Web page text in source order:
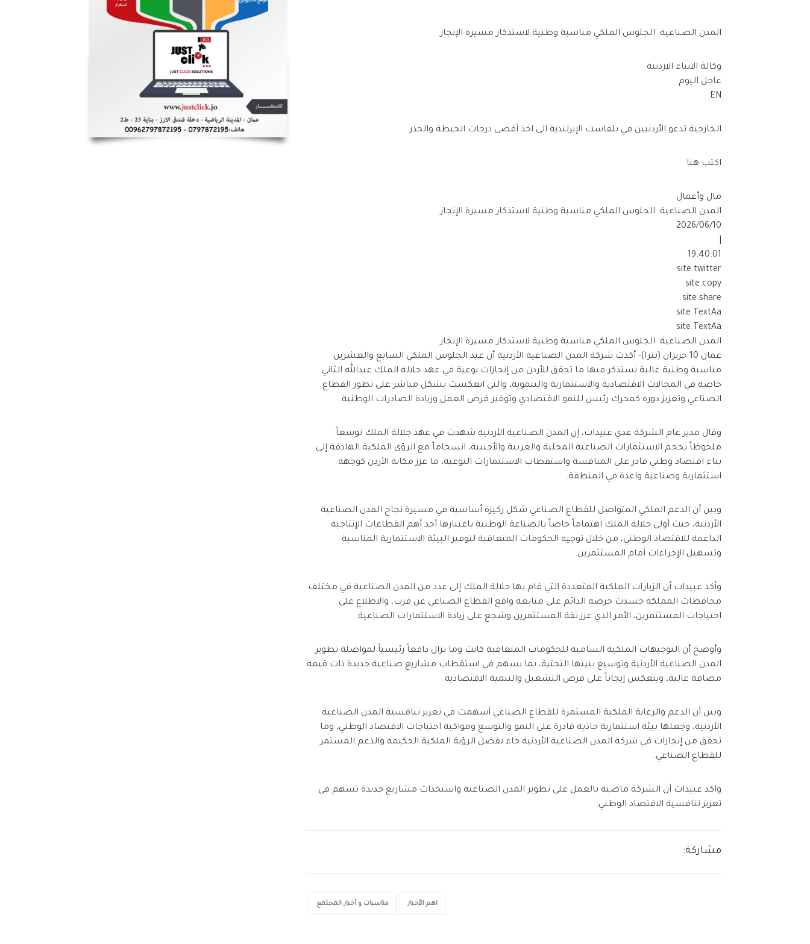
المدن الصناعية: الجلوس الملكي مناسبة وطنية لاستذكار مسيرة الإنجاز
وكالة الانباء الاردنية
عاجل اليوم
EN
الخارجية تدعو الأردنيين في بلفاست الإيرلندية الى اخذ أقصى درجات الحيطة والحذر
اكتب هنا
مال وأعمال
المدن الصناعية: الجلوس الملكي مناسبة وطنية لاستذكار مسيرة الإنجاز
2026/06/10
19:40:01
site.twitter
site.copy
site.share
site.TextAa
site.TextAa
المدن الصناعية: الجلوس الملكي مناسبة وطنية لاستذكار مسيرة الإنجاز
عمان 10 حزيران (بترا)- أكدت شركة المدن الصناعية الأردنية أن عيد الجلوس الملكي السابع والعشرين
مناسبة وطنية غالية نستذكر فيها ما تحقق للأردن من إنجازات نوعية في عهد جلالة الملك عبدالله الثاني
خاصة في المجالات الاقتصادية والاستثمارية والتنموية، والتي انعكست بشكل مباشر على تطور القطاع
الصناعي وتعزيز دوره كمحرك رئيس للنمو الاقتصادي وتوفير فرص العمل وزيادة الصادرات الوطنية.
وقال مدير عام الشركة عدي عبيدات، إن المدن الصناعية الأردنية شهدت في عهد جلالة الملك توسعاً
ملحوظاً بحجم الاستثمارات الصناعية المحلية والعربية والأجنبية، انسجاماً مع الرؤى الملكية الهادفة إلى
بناء اقتصاد وطني قادر على المنافسة واستقطاب الاستثمارات النوعية، ما عزز مكانة الأردن كوجهة
استثمارية وصناعية واعدة في المنطقة.
وبين أن الدعم الملكي المتواصل للقطاع الصناعي شكل ركيزة أساسية في مسيرة نجاح المدن الصناعية
الأردنية، حيث أولى جلالة الملك اهتماماً خاصاً بالصناعة الوطنية باعتبارها أحد أهم القطاعات الإنتاجية
الداعمة للاقتصاد الوطني، من خلال توجيه الحكومات المتعاقبة لتوفير البيئة الاستثمارية المناسبة
وتسهيل الإجراءات أمام المستثمرين.
وأكد عبيدات أن الزيارات الملكية المتعددة التي قام بها جلالة الملك إلى عدد من المدن الصناعية في مختلف
محافظات المملكة جسدت حرصه الدائم على متابعة واقع القطاع الصناعي عن قرب، والاطلاع على
احتياجات المستثمرين، الأمر الذي عزز ثقة المستثمرين وشجع على زيادة الاستثمارات الصناعية.
وأوضح أن التوجيهات الملكية السامية للحكومات المتعاقبة كانت وما تزال دافعاً رئيسياً لمواصلة تطوير
المدن الصناعية الأردنية وتوسيع بنيتها التحتية، بما يسهم في استقطاب مشاريع صناعية جديدة ذات قيمة
مضافة عالية، وينعكس إيجاباً على فرص التشغيل والتنمية الاقتصادية.
وبين أن الدعم والرعاية الملكية المستمرة للقطاع الصناعي أسهمت في تعزيز تنافسية المدن الصناعية
الأردنية، وجعلها بيئة استثمارية جاذبة قادرة على النمو والتوسع ومواكبة احتياجات الاقتصاد الوطني، وما
تحقق من إنجازات في شركة المدن الصناعية الأردنية جاء بفضل الرؤية الملكية الحكيمة والدعم المستمر
للقطاع الصناعي.
واكد عبيدات أن الشركة ماضية بالعمل على تطوير المدن الصناعية واستحداث مشاريع جديدة تسهم في
تعزيز تنافسية الاقتصاد الوطني.
مشاركة:
اهم الأخبار مناسبات و أخبار المجتمع
محليات
منوعات
أغسطس 6, 2026